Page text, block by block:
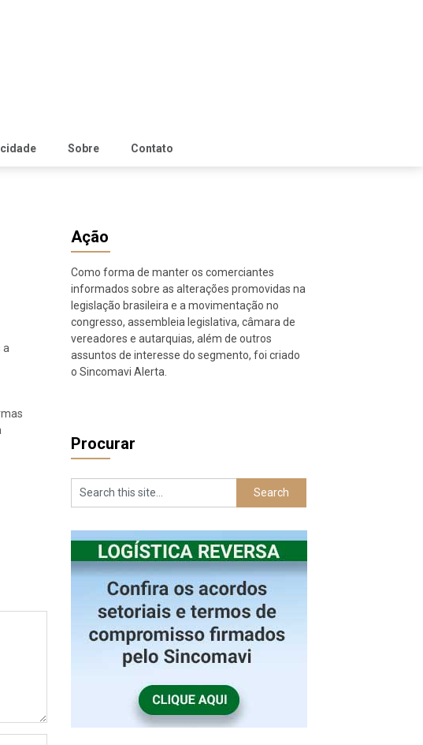
Sobre Contato
a
Ação
Como forma de manter os comerciantes
informados sobre as alterações promovidas na
legislação brasileira e a movimentação no
congresso, assembleia legislativa, câmara de
vereadores e autarquias, além de outros
assuntos de interesse do segmento, foi criado
o Sincomavi Alerta.
Procurar